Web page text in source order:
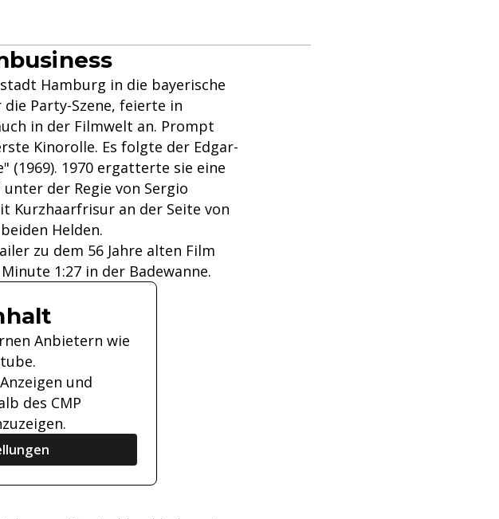
Hamburg in die bayerische
Party-Szene, feierte in
in der Filmwelt an. Prompt
Kinorolle. Es folgte der Edgar-
(1969). 1970 ergatterte sie eine
der Regie von Sergio
Kurzhaarfrisur an der Seite von
Helden.
zu dem 56 Jahre alten Film
1:27 in der Badewanne.
Anbietern wie
und
des CMP